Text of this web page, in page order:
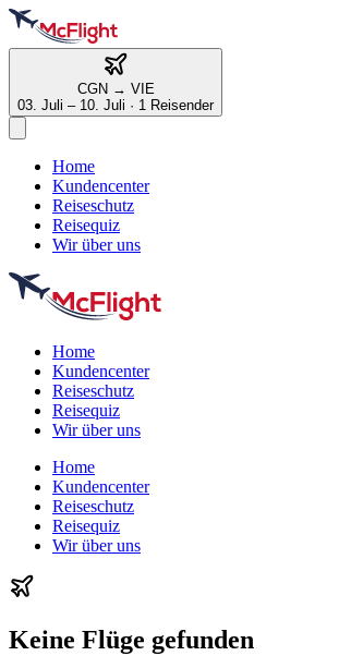
CGN → VIE
03. Juli – 10. Juli · 1 Reisender
Home
Kundencenter
Reiseschutz
Reisequiz
Wir über uns
Home
Kundencenter
Reiseschutz
Reisequiz
Wir über uns
Home
Kundencenter
Reiseschutz
Reisequiz
Wir über uns
Keine Flüge gefunden